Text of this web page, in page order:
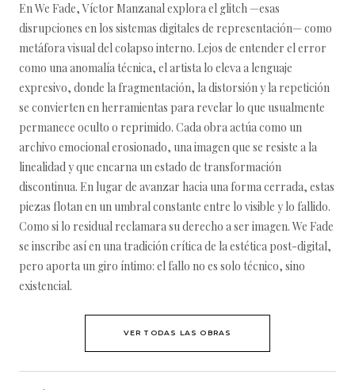
En We Fade, Víctor Manzanal explora el glitch —esas
disrupciones en los sistemas digitales de representación— como
metáfora visual del colapso interno. Lejos de entender el error
como una anomalía técnica, el artista lo eleva a lenguaje
expresivo, donde la fragmentación, la distorsión y la repetición
se convierten en herramientas para revelar lo que usualmente
permanece oculto o reprimido. Cada obra actúa como un
archivo emocional erosionado, una imagen que se resiste a la
linealidad y que encarna un estado de transformación
discontinua. En lugar de avanzar hacia una forma cerrada, estas
piezas flotan en un umbral constante entre lo visible y lo fallido.
Como si lo residual reclamara su derecho a ser imagen. We Fade
se inscribe así en una tradición crítica de la estética post-digital,
pero aporta un giro íntimo: el fallo no es solo técnico, sino
existencial.
VER TODAS LAS OBRAS